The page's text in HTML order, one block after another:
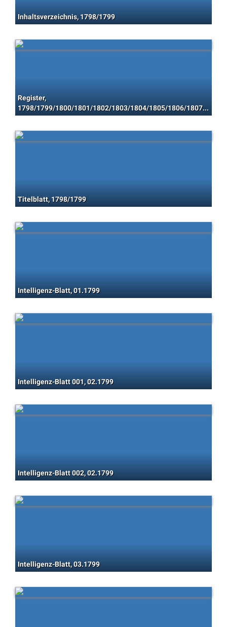
Inhaltsverzeichnis, 1798/1799
Register,
1798/1799/1800/1801/1802/1803/1804/1805/1806/1807/1808/1809/1810/1811/1812/1813/1814/1815/1816/1817/1818
Titelblatt, 1798/1799
Intelligenz-Blatt, 01.1799
Intelligenz-Blatt 001, 02.1799
Intelligenz-Blatt 002, 02.1799
Intelligenz-Blatt, 03.1799